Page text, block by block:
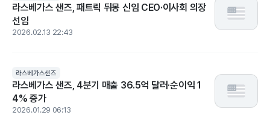
라스베가스 샌즈, 패트릭 뒤몽 신임 CEO·이사회 의장
선임
2026.02.13 22:43
라스베가스샌즈
라스베가스 샌즈, 4분기 매출 36.5억 달러·순이익 1
4% 증가
2026.01.29 06:13